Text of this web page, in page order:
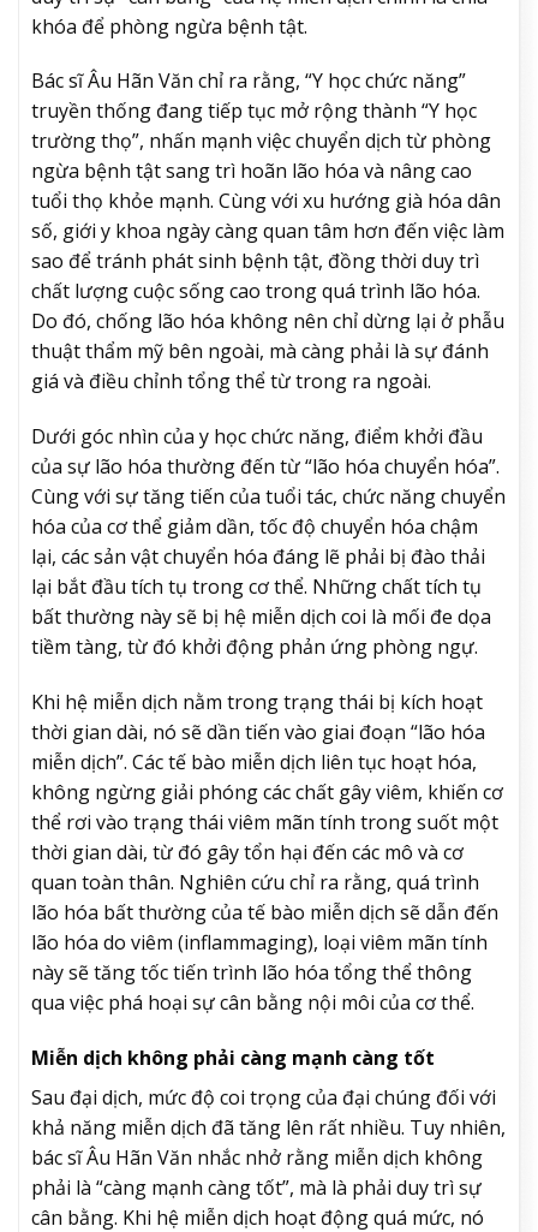
khóa để phòng ngừa bệnh tật.
Bác sĩ Âu Hãn Văn chỉ ra rằng, “Y học chức năng”
truyền thống đang tiếp tục mở rộng thành “Y học
trường thọ”, nhấn mạnh việc chuyển dịch từ phòng
ngừa bệnh tật sang trì hoãn lão hóa và nâng cao
tuổi thọ khỏe mạnh. Cùng với xu hướng già hóa dân
số, giới y khoa ngày càng quan tâm hơn đến việc làm
sao để tránh phát sinh bệnh tật, đồng thời duy trì
chất lượng cuộc sống cao trong quá trình lão hóa.
Do đó, chống lão hóa không nên chỉ dừng lại ở phẫu
thuật thẩm mỹ bên ngoài, mà càng phải là sự đánh
giá và điều chỉnh tổng thể từ trong ra ngoài.
Dưới góc nhìn của y học chức năng, điểm khởi đầu
của sự lão hóa thường đến từ “lão hóa chuyển hóa”.
Cùng với sự tăng tiến của tuổi tác, chức năng chuyển
hóa của cơ thể giảm dần, tốc độ chuyển hóa chậm
lại, các sản vật chuyển hóa đáng lẽ phải bị đào thải
lại bắt đầu tích tụ trong cơ thể. Những chất tích tụ
bất thường này sẽ bị hệ miễn dịch coi là mối đe dọa
tiềm tàng, từ đó khởi động phản ứng phòng ngự.
Khi hệ miễn dịch nằm trong trạng thái bị kích hoạt
thời gian dài, nó sẽ dần tiến vào giai đoạn “lão hóa
miễn dịch”. Các tế bào miễn dịch liên tục hoạt hóa,
không ngừng giải phóng các chất gây viêm, khiến cơ
thể rơi vào trạng thái viêm mãn tính trong suốt một
thời gian dài, từ đó gây tổn hại đến các mô và cơ
quan toàn thân. Nghiên cứu chỉ ra rằng, quá trình
lão hóa bất thường của tế bào miễn dịch sẽ dẫn đến
lão hóa do viêm (inflammaging), loại viêm mãn tính
này sẽ tăng tốc tiến trình lão hóa tổng thể thông
qua việc phá hoại sự cân bằng nội môi của cơ thể.
Miễn dịch không phải càng mạnh càng tốt
Sau đại dịch, mức độ coi trọng của đại chúng đối với
khả năng miễn dịch đã tăng lên rất nhiều. Tuy nhiên,
bác sĩ Âu Hãn Văn nhắc nhở rằng miễn dịch không
phải là “càng mạnh càng tốt”, mà là phải duy trì sự
cân bằng. Khi hệ miễn dịch hoạt động quá mức, nó